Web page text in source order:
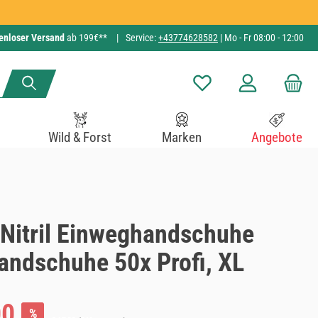
Versand ab 199€** | Service:+43774628582 | Mo - Fr 08:00 - 12:00
Du hast 0 Produkte auf
Wild & Forst Marken Angebote
Einweghandschuhe
50x Profi, XL
%